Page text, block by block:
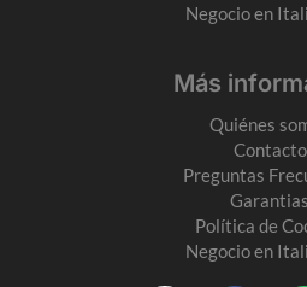
Negocio en
Más
Quiénes
Contacto
Preguntas
Garantias
Política de
Negocio en